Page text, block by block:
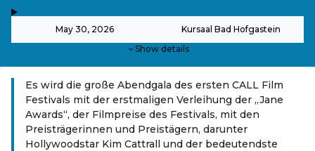
May 30, 2026 Kursaal Bad Hofgastein
Show details
Es wird die große Abendgala des ersten CALL Film
Festivals mit der erstmaligen Verleihung der „Jane
Awards“, der Filmpreise des Festivals, mit den
Preisträgerinnen und Preistägern, darunter
Hollywoodstar Kim Cattrall und der bedeutendste